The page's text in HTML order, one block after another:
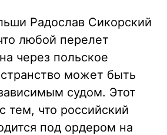
Радослав Сикорский
любой перелет
через польское
может быть
судом. Этот
тем, что российский
под ордером на